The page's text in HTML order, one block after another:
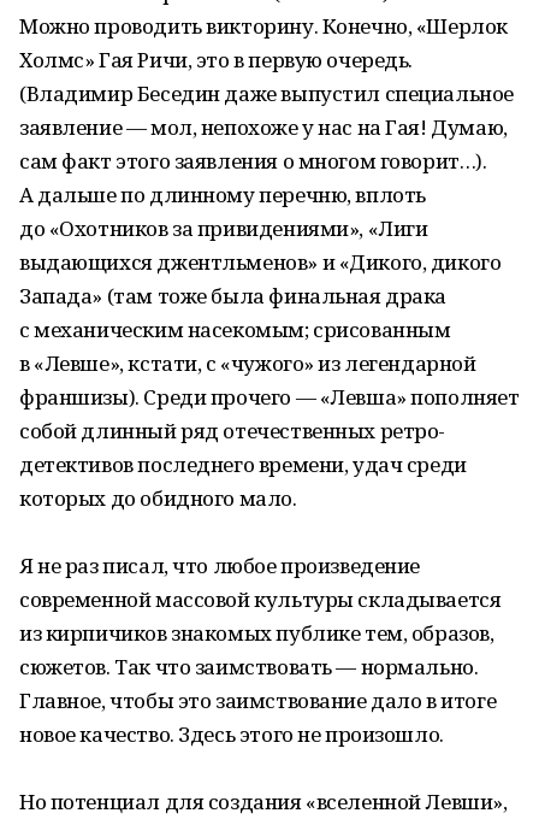
Можно проводить викторину. Конечно, «Шерлок
Холмс» Гая Ричи, это в первую очередь.
(Владимир Беседин даже выпустил специальное
заявление — мол, непохоже у нас на Гая! Думаю,
сам факт этого заявления о многом говорит…).
А дальше по длинному перечню, вплоть
до «Охотников за привидениями», «Лиги
выдающихся джентльменов» и «Дикого, дикого
Запада» (там тоже была финальная драка
с механическим насекомым; срисованным
в «Левше», кстати, с «чужого» из легендарной
франшизы). Среди прочего — «Левша» пополняет
собой длинный ряд отечественных ретро-
детективов последнего времени, удач среди
которых до обидного мало.
Я не раз писал, что любое произведение
современной массовой культуры складывается
из кирпичиков знакомых публике тем, образов,
сюжетов. Так что заимствовать — нормально.
Главное, чтобы это заимствование дало в итоге
новое качество. Здесь этого не произошло.
Но потенциал для создания «вселенной Левши»,